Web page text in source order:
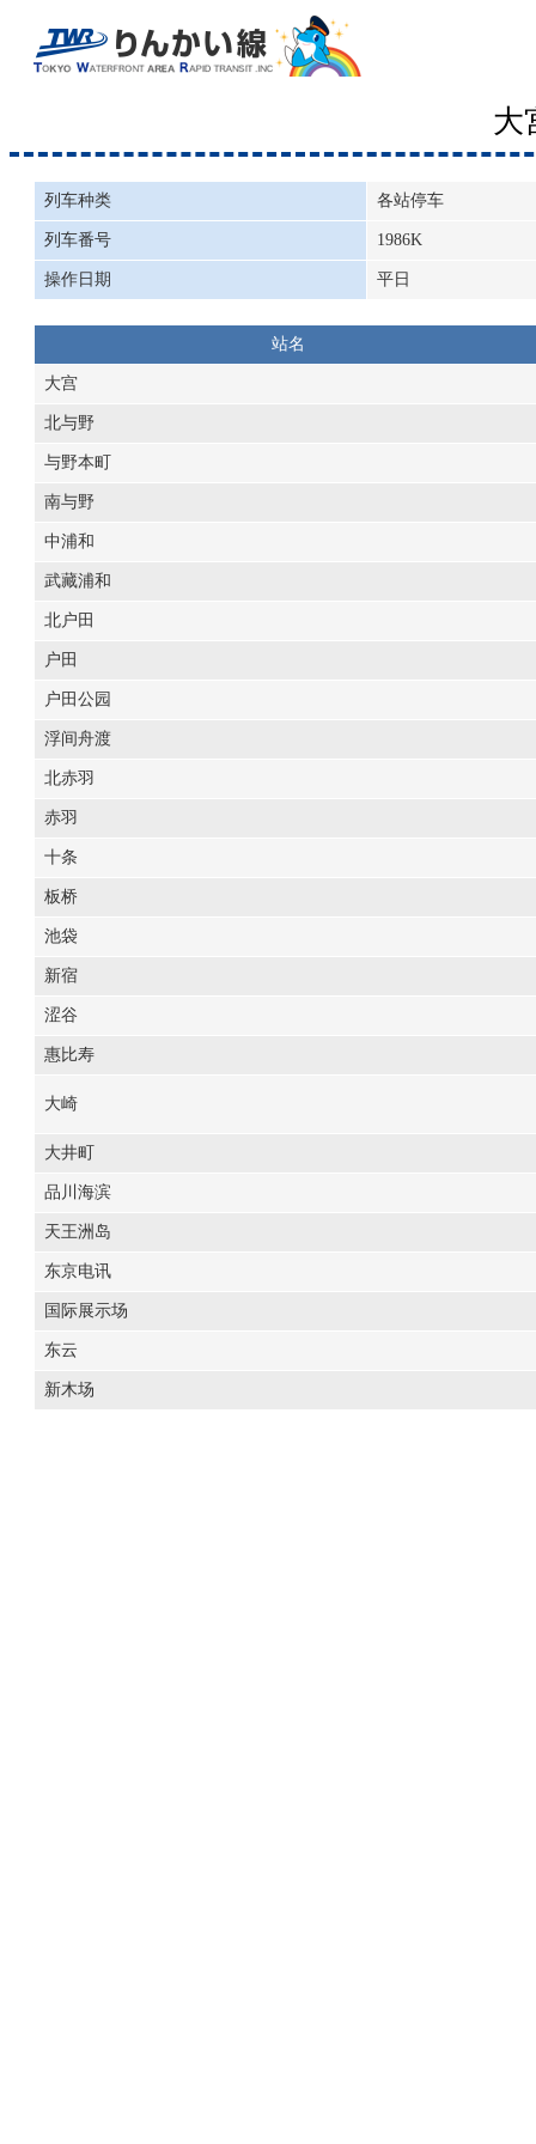
大
列车种类 各站停车
列车番号 1986K
操作日期 平日
站名
大宫
北与野
与野本町
南与野
中浦和
武藏浦和
北户田
户田
户田公园
浮间舟渡
北赤羽
赤羽
十条
板桥
池袋
新宿
涩谷
惠比寿
大崎
大井町
品川海滨
天王洲岛
东京电讯
国际展示场
东云
新木场